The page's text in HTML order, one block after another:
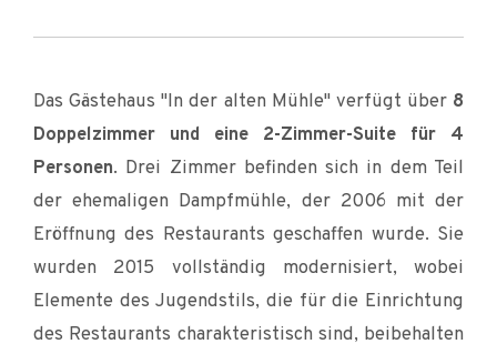
Das Gästehaus "In der alten Mühle" verfügt über 8
Doppelzimmer und eine 2-Zimmer-Suite für 4
Personen. Drei Zimmer befinden sich in dem Teil
der ehemaligen Dampfmühle, der 2006 mit der
Eröffnung des Restaurants geschaffen wurde. Sie
wurden 2015 vollständig modernisiert, wobei
Elemente des Jugendstils, die für die Einrichtung
des Restaurants charakteristisch sind, beibehalten